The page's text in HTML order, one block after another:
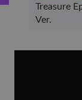
(Winkel)
Treasure
Ver.